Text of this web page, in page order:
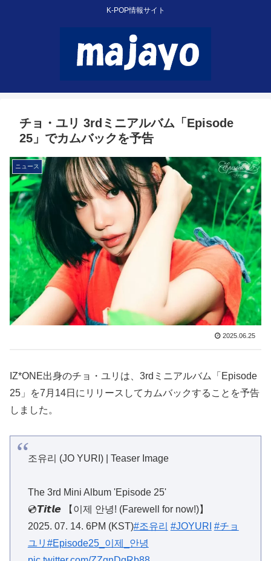
K-POP情報サイト
チョ・ユリ 3rdミニアルバム「Episode
25」でカムバックを予告
ニュース
2025.06.25
IZ*ONE出身のチョ・ユリは、3rdミニアルバム「Episode
25」を7月14日にリリースしてカムバックすることを予告
しました。
조유리 (JO YURI) | Teaser Image
The 3rd Mini Album 'Episode 25'
💿𝙏𝙞𝙩𝙡𝙚 【이제 안녕! (Farewell for now!)】
2025. 07. 14. 6PM (KST)#조유리 #JOYURI #チョ
ユリ #Episode25_이제_안녕